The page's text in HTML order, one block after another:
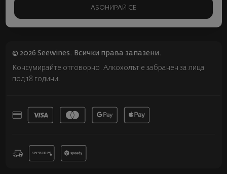
АБОНИРАЙ СЕ
© 2026 Seewines. Всички права запазени.
Консумирайте отговорно. Алкохолът е забранен за лица
под 18 години.